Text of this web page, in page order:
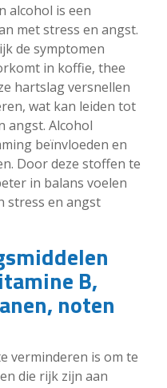
alcohol is een
met stress en angst.
de symptomen
in koffie, thee
hartslag versnellen
wat kan leiden tot
angst. Alcohol
beïnvloeden en
Door deze stoffen te
in balans voelen
stress en angst
B,
noten
verminderen is om te
die rijk zijn aan